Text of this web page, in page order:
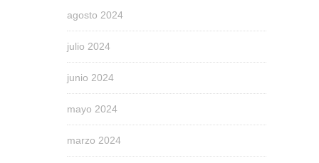
agosto 2024
julio 2024
junio 2024
mayo 2024
marzo 2024